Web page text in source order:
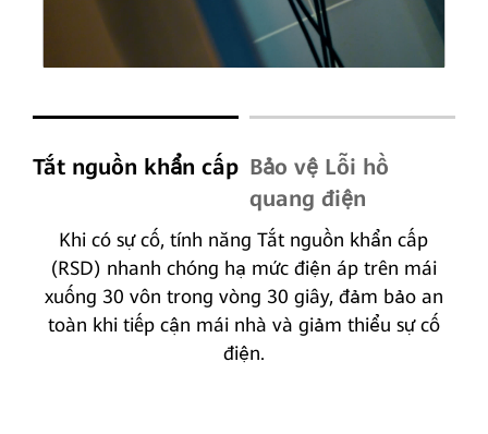
Tắt nguồn khẩn cấp
Khi có sự cố, tính năng Tắt nguồn khẩn cấp
(RSD) nhanh chóng hạ mức điện áp trên mái
xuống 30 vôn trong vòng 30 giây, đảm bảo an
toàn khi tiếp cận mái nhà và giảm thiểu sự cố
điện.
Bảo vệ Lỗi hồ
quang điện